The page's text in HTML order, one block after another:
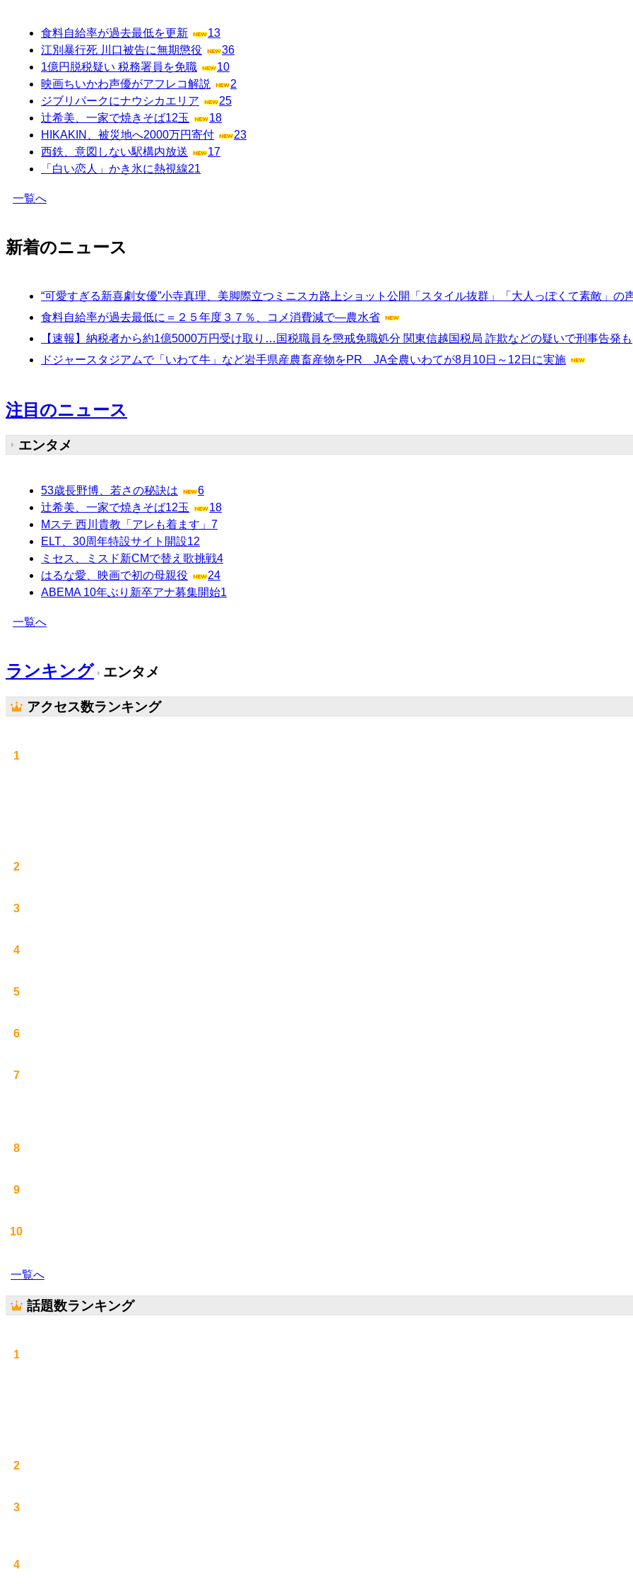
食料自給率が過去最低を更新
13
江別暴行死 川口被告に無期懲役
36
1億円脱税疑い 税務署員を免職
10
映画ちいかわ声優がアフレコ解説
2
ジブリパークにナウシカエリア
25
辻希美、一家で焼きそば12玉
18
HIKAKIN、被災地へ2000万円寄付
23
西鉄、意図しない駅構内放送
17
「白い恋人」かき氷に熱視線21
一覧へ
新着のニュース
“可愛すぎる新喜劇女優”小寺真理、美脚際立つミニスカ路上ショット公開「スタイル抜群」「大人っぽくて素敵」の
食料自給率が過去最低に＝２５年度３７％、コメ消費減で―農水省
【速報】納税者から約1億5000万円受け取り…国税職員を懲戒免職処分 関東信越国税局 詐欺などの疑いで刑事告発も
ドジャースタジアムで「いわて牛」など岩手県産農畜産物をPR JA全農いわてが8月10日～12日に実施
注目のニュース
エンタメ
53歳長野博、若さの秘訣は
6
辻希美、一家で焼きそば12玉
18
Mステ 西川貴教「アレも着ます」 7
ELT、30周年特設サイト開設12
ミセス、ミスド新CMで替え歌挑戦4
はるな愛、映画で初の母親役
24
ABEMA 10年ぶり新卒アナ募集開始1
一覧へ
ランキング エンタメ
アクセス数ランキング
1
2
3
4
5
6
7
8
9
10
一覧へ
話題数ランキング
1
2
3
4